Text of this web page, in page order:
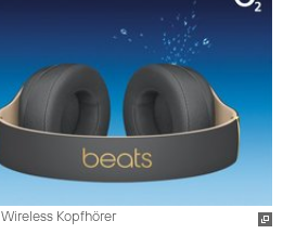
Wireless Kopfhörer